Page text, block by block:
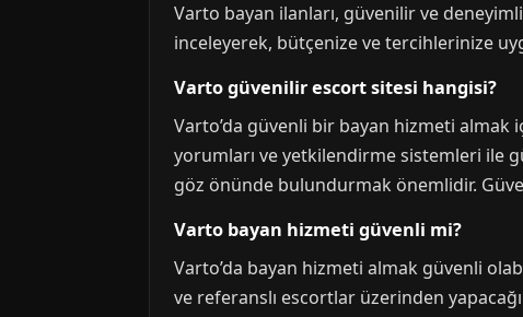
Varto bayan ilanları, güvenilir ve
inceleyerek, bütçenize ve tercihlerinize
Varto güvenilir escort sitesi hangisi?
Varto’da güvenli bir bayan hizmeti
yorumları ve yetkilendirme sistemleri ile
göz önünde bulundurmak önemlidir.
Varto bayan hizmeti güvenli mi?
Varto’da bayan hizmeti almak güvenli
ve referanslı escortlar üzerinden